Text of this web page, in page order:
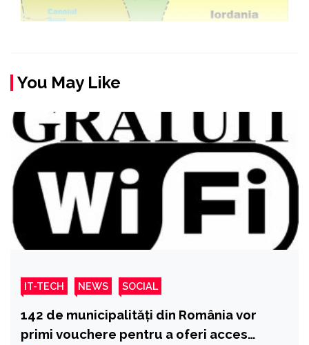
You May Like
IT-TECH NEWS SOCIAL
142 de municipalităţi din România vor
primi vouchere pentru a oferi acces